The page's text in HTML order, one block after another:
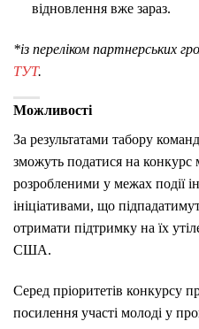
відновлення вже зараз.
*із переліком партнерських
ТУТ.
Можливості
За результатами табору
зможуть податися на конкурс
розробленими у межах події
ініціативами, що
отримати підтримку на їх
США.
Серед пріоритетів конкурсу
посилення участі молоді у